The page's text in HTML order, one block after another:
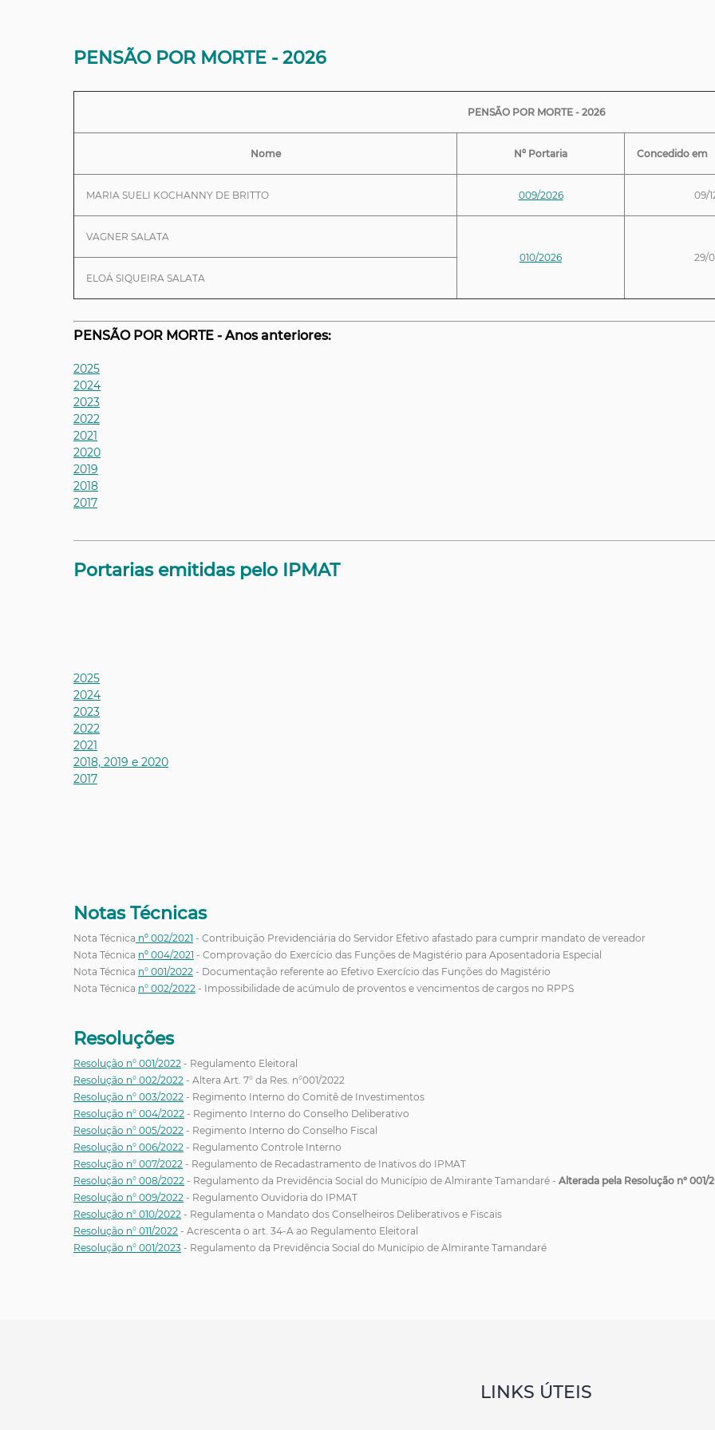
PENSÃO POR MORTE - 2026
PENSÃO POR MORTE - 2026
Nome Nº Portaria Concedido em
MARIA SUELI KOCHANNY DE BRITTO 009/2026 09/
VAGNER SALATA
010/2026
29/
ELOÁ SIQUEIRA SALATA
PENSÃO POR MORTE - Anos anteriores:
2025
2024
2023
2022
2021
2020
2019
2018
2017
Portarias emitidas pelo IPMAT
2025
2024
2023
2022
2021
2018, 2019 e 2020
2017
Notas Técnicas
Nota Técnica nº 002/2021 - Contribuição Previdenciária do Servidor Efetivo afastado para cumprir mandato de vereador
Nota Técnica nº 004/2021 - Comprovação do Exercício das Funções de Magistério para Aposentadoria Especial
Nota Técnica n° 001/2022 - Documentação referente ao Efetivo Exercício das Funções do Magistério
Nota Técnica n° 002/2022 - Impossibilidade de acúmulo de proventos e vencimentos de cargos no RPPS
Resoluções
Resolução n° 001/2022 - Regulamento Eleitoral
Resolução n° 002/2022 - Altera Art. 7° da Res. n°001/2022
Resolução n° 003/2022 - Regimento Interno do Comitê de Investimentos
Resolução n° 004/2022 - Regimento Interno do Conselho Deliberativo
Resolução n° 005/2022 - Regimento Interno do Conselho Fiscal
Resolução n° 006/2022 - Regulamento Controle Interno
Resolução n° 007/2022 - Regulamento de Recadastramento de Inativos do IPMAT
Resolução n° 008/2022 - Regulamento da Previdência Social do Município de Almirante Tamandaré - Alterada pela Resolução n° 001/
Resolução n° 009/2022 - Regulamento Ouvidoria do IPMAT
Resolução n° 010/2022 - Regulamenta o Mandato dos Conselheiros Deliberativos e Fiscais
Resolução n° 011/2022 - Acrescenta o art. 34-A ao Regulamento Eleitoral
Resolução n° 001/2023 - Regulamento da Previdência Social do Município de Almirante Tamandaré
LINKS ÚTEIS